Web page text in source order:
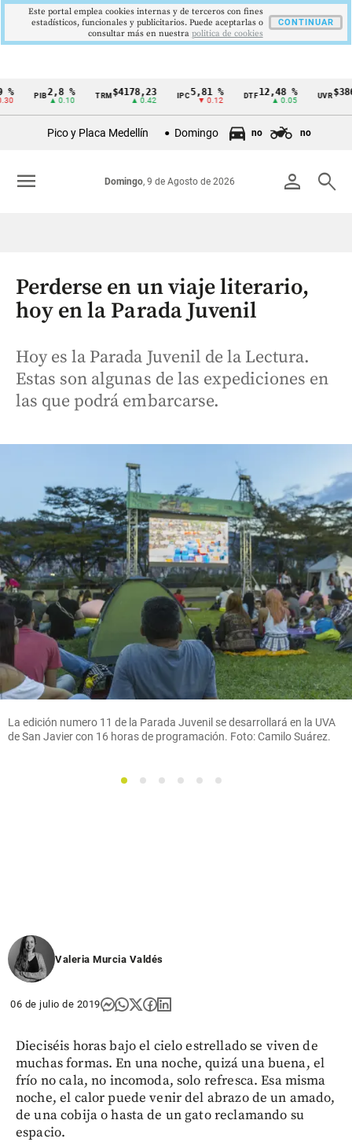
Cintillo
Colombia
PIB 2,8 %
▲ 0.10
TRM $4178,23
▲ 0.42
IPC 5,81 %
▼ 0.12
DTF 12,48 %
▲ 0.05
UVR
Pico y Placa Medellín Domingo no no
person search
Domingo, 9 de Agosto de 2026
menu
Perderse en un viaje literario,
hoy en la Parada Juvenil
Hoy es la Parada Juvenil de la Lectura.
Estas son algunas de las expediciones en
las que podrá embarcarse.
La edición numero 11 de la Parada Juvenil se desarrollará en la UVA
de San Javier con 16 horas de programación. Foto: Camilo Suárez.
1 2 3 4 5 6
Valeria Murcia Valdés
06 de julio de 2019
Dieciséis horas bajo el cielo estrellado se viven de
muchas formas. En una noche, quizá una buena, el
frío no cala, no incomoda, solo refresca. Esa misma
noche, el calor puede venir del abrazo de un amado,
de una cobija o hasta de un gato reclamando su
espacio.
Este portal emplea cookies internas y de terceros con fines
estadísticos, funcionales y publicitarios. Puede aceptarlas o
consultar más en nuestra politica de cookies
CONTINUAR